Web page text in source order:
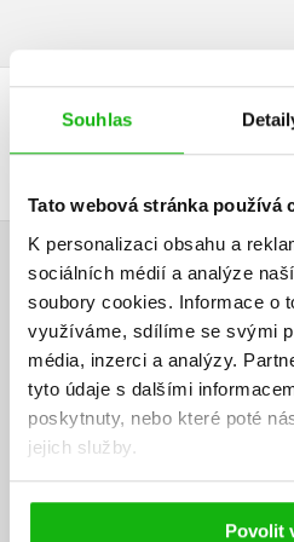
Souhlas
Tato webová stránka používá
K personalizaci obsahu a
sociálních médií a analýze
soubory cookies. Informace o
využíváme, sdílíme se svými
média, inzerci a analýzy.
tyto údaje s dalšími
poskytnuty, nebo které poté
jejich služby.
Povolit
DALŠÍ TITULY Z ŘADY
HODNOCENÍ ČTENÁŘŮ
V současné době nejsou vytvořena
Vaše hodnocení
Uživatelskou recenzi mohou vkládat
Přihlásit